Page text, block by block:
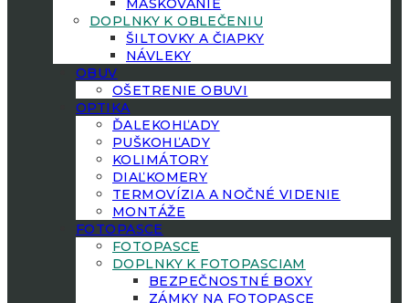
MASKOVANIE
DOPLNKY K OBLEČENIU
ŠILTOVKY A ČIAPKY
NÁVLEKY
OBUV
OŠETRENIE OBUVI
OPTIKA
ĎALEKOHĽADY
PUŠKOHĽADY
KOLIMÁTORY
DIAĽKOMERY
TERMOVÍZIA A NOČNÉ VIDENIE
MONTÁŽE
FOTOPASCE
FOTOPASCE
DOPLNKY K FOTOPASCIAM
BEZPEČNOSTNÉ BOXY
ZÁMKY NA FOTOPASCE